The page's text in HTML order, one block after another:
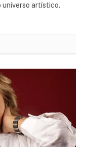
universo artístico.